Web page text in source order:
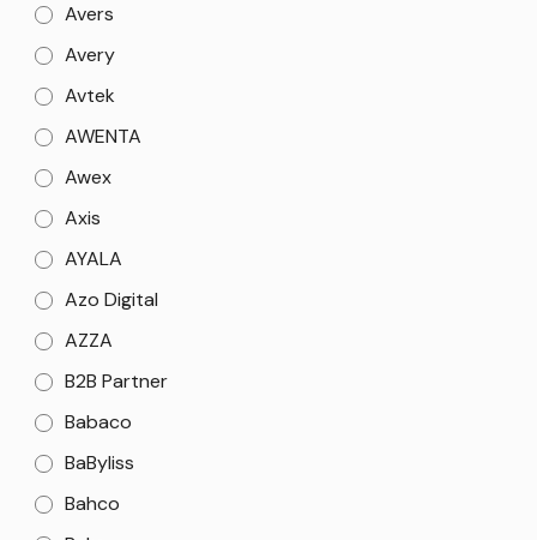
Avers
Avery
Avtek
AWENTA
Awex
Axis
AYALA
Azo Digital
AZZA
B2B Partner
Babaco
BaByliss
Bahco